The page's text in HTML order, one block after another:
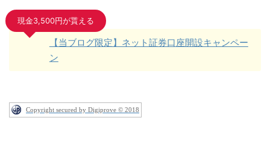
現金3,500円が貰える
【当ブログ限定】ネット証券口座開設キャンペー
ン
Copyright secured by Digiprove © 2018